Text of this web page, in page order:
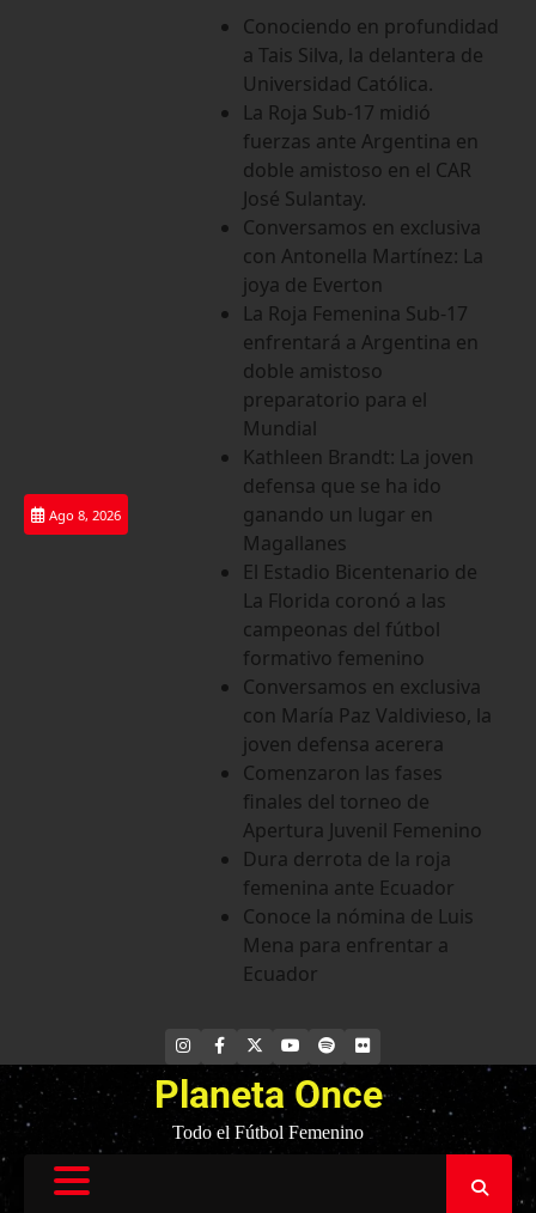
Ago 8, 2026
Conociendo en profundidad
a Tais Silva, la delantera de
Universidad Católica.
La Roja Sub-17 midió
fuerzas ante Argentina en
doble amistoso en el CAR
José Sulantay.
Conversamos en exclusiva
con Antonella Martínez: La
joya de Everton
La Roja Femenina Sub-17
enfrentará a Argentina en
doble amistoso
preparatorio para el
Mundial
Kathleen Brandt: La joven
defensa que se ha ido
ganando un lugar en
Magallanes
El Estadio Bicentenario de
La Florida coronó a las
campeonas del fútbol
formativo femenino
Conversamos en exclusiva
con María Paz Valdivieso, la
joven defensa acerera
Comenzaron las fases
finales del torneo de
Apertura Juvenil Femenino
Dura derrota de la roja
femenina ante Ecuador
Conoce la nómina de Luis
Mena para enfrentar a
Ecuador
INSTAGRAM
FACEBOOK YOUTUBE
SPOTIFYFLICKR
Planeta Once
Todo el Fútbol Femenino